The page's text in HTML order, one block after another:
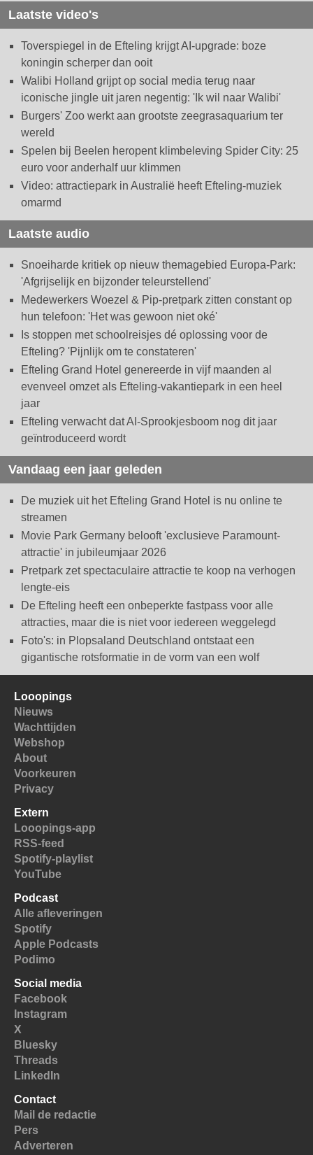
Laatste video's
Toverspiegel in de Efteling krijgt AI-upgrade: boze
koningin scherper dan ooit
Walibi Holland grijpt op social media terug naar
iconische jingle uit jaren negentig: 'Ik wil naar Walibi'
Burgers' Zoo werkt aan grootste zeegrasaquarium ter
wereld
Spelen bij Beelen heropent klimbeleving Spider City: 25
euro voor anderhalf uur klimmen
Video: attractiepark in Australië heeft Efteling-muziek
omarmd
Laatste audio
Snoeiharde kritiek op nieuw themagebied Europa-Park:
'Afgrijselijk en bijzonder teleurstellend'
Medewerkers Woezel & Pip-pretpark zitten constant op
hun telefoon: 'Het was gewoon niet oké'
Is stoppen met schoolreisjes dé oplossing voor de
Efteling? 'Pijnlijk om te constateren'
Efteling Grand Hotel genereerde in vijf maanden al
evenveel omzet als Efteling-vakantiepark in een heel
jaar
Efteling verwacht dat AI-Sprookjesboom nog dit jaar
geïntroduceerd wordt
Vandaag een jaar geleden
De muziek uit het Efteling Grand Hotel is nu online te
streamen
Movie Park Germany belooft 'exclusieve Paramount-
attractie' in jubileumjaar 2026
Pretpark zet spectaculaire attractie te koop na verhogen
lengte-eis
De Efteling heeft een onbeperkte fastpass voor alle
attracties, maar die is niet voor iedereen weggelegd
Foto's: in Plopsaland Deutschland ontstaat een
gigantische rotsformatie in de vorm van een wolf
Looopings
Nieuws
Wachttijden
Webshop
About
Voorkeuren
Privacy
Extern
Looopings-app
RSS-feed
Spotify-playlist
YouTube
Podcast
Alle afleveringen
Spotify
Apple Podcasts
Podimo
Social media
Facebook
Instagram
X
Bluesky
Threads
LinkedIn
Contact
Mail de redactie
Pers
Adverteren